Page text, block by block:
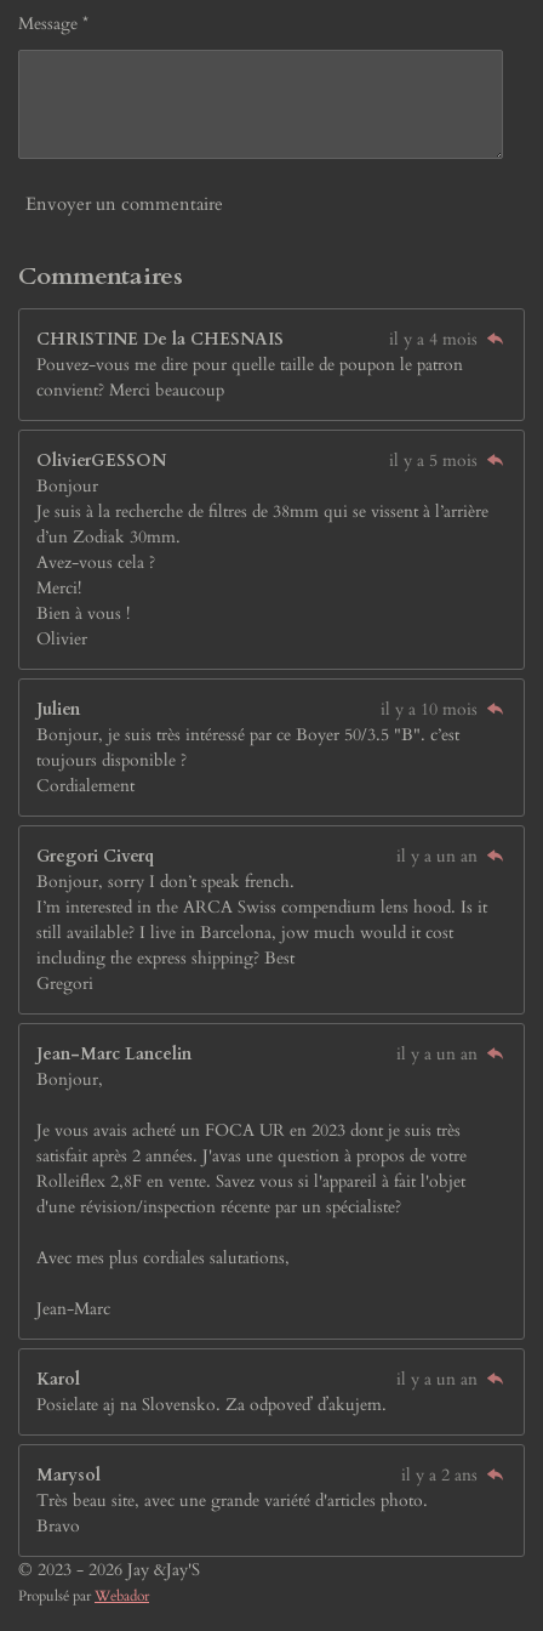
Message *
Envoyer un commentaire
Commentaires
CHRISTINE De la CHESNAIS
il y a 4 mois
Pouvez-vous me dire pour quelle taille de poupon le patron
convient? Merci beaucoup
OlivierGESSON
il y a 5 mois
Bonjour
Je suis à la recherche de filtres de 38mm qui se vissent à l’arrière
d’un Zodiak 30mm.
Avez-vous cela ?
Merci!
Bien à vous !
Olivier
Julien
il y a 10 mois
Bonjour, je suis très intéressé par ce Boyer 50/3.5 "B". c’est
toujours disponible ?
Cordialement
Gregori Civerq
il y a un an
Bonjour, sorry I don’t speak french.
I’m interested in the ARCA Swiss compendium lens hood. Is it
still available? I live in Barcelona, jow much would it cost
including the express shipping? Best
Gregori
Jean-Marc Lancelin
il y a un an
Bonjour,
Je vous avais acheté un FOCA UR en 2023 dont je suis très
satisfait après 2 années. J'avas une question à propos de votre
Rolleiflex 2,8F en vente. Savez vous si l'appareil à fait l'objet
d'une révision/inspection récente par un spécialiste?
Avec mes plus cordiales salutations,
Jean-Marc
Karol
il y a un an
Posielate aj na Slovensko. Za odpoveď ďakujem.
Marysol
il y a 2 ans
Très beau site, avec une grande variété d'articles photo.
Bravo
© 2023 - 2026 Jay &Jay'S
Propulsé parWebador